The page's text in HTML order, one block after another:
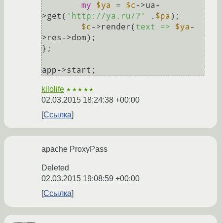
my
$ya = $c->ua-
>get( 'http://ya.ru/?' . $pa );
$c->render( text => $ya -
>res->dom);
};
app->start;
kilolife ★★★★★
02.03.2015 18:24:38 +00:00
Ссылка
apache ProxyPass
Deleted
02.03.2015 19:08:59 +00:00
Ссылка